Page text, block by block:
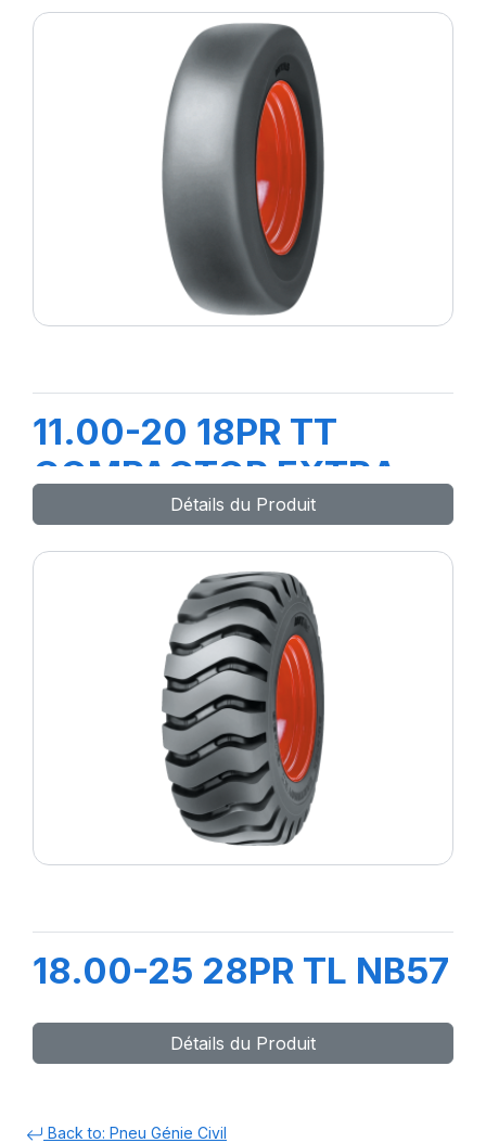
11.00-20 18PR TT
COMPACTOR EXTRA
Détails du Produit
18.00-25 28PR TL NB57
Détails du Produit
Back to: Pneu Génie Civil